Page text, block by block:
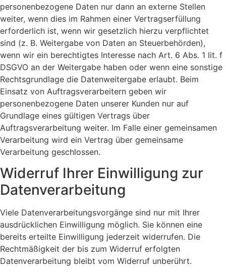
personenbezogene Daten nur dann an externe Stellen
weiter, wenn dies im Rahmen einer Vertragserfüllung
erforderlich ist, wenn wir gesetzlich hierzu verpflichtet
sind (z. B. Weitergabe von Daten an Steuerbehörden),
wenn wir ein berechtigtes Interesse nach Art. 6 Abs. 1 lit. f
DSGVO an der Weitergabe haben oder wenn eine sonstige
Rechtsgrundlage die Datenweitergabe erlaubt. Beim
Einsatz von Auftragsverarbeitern geben wir
personenbezogene Daten unserer Kunden nur auf
Grundlage eines gültigen Vertrags über
Auftragsverarbeitung weiter. Im Falle einer gemeinsamen
Verarbeitung wird ein Vertrag über gemeinsame
Verarbeitung geschlossen.
Widerruf Ihrer Einwilligung zur
Datenverarbeitung
Viele Datenverarbeitungsvorgänge sind nur mit Ihrer
ausdrücklichen Einwilligung möglich. Sie können eine
bereits erteilte Einwilligung jederzeit widerrufen. Die
Rechtmäßigkeit der bis zum Widerruf erfolgten
Datenverarbeitung bleibt vom Widerruf unberührt.